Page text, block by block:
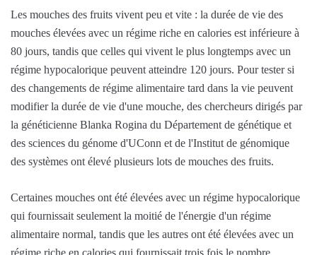
Les mouches des fruits vivent peu et vite : la durée de vie des
mouches élevées avec un régime riche en calories est inférieure à
80 jours, tandis que celles qui vivent le plus longtemps avec un
régime hypocalorique peuvent atteindre 120 jours. Pour tester si
des changements de régime alimentaire tard dans la vie peuvent
modifier la durée de vie d'une mouche, des chercheurs dirigés par
la généticienne Blanka Rogina du Département de génétique et
des sciences du génome d'UConn et de l'Institut de génomique
des systèmes ont élevé plusieurs lots de mouches des fruits.
Certaines mouches ont été élevées avec un régime hypocalorique
qui fournissait seulement la moitié de l'énergie d'un régime
alimentaire normal, tandis que les autres ont été élevées avec un
régime riche en calories qui fournissait trois fois le nombre